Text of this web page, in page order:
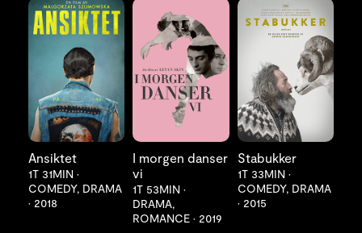
LES MER
Ansiktet
1T 31MIN •
COMEDY, DRAMA
• 2018
LES MER
I morgen danser
vi
1T 53MIN•
DRAMA,
ROMANCE• 2019
LES MER
Stabukker
1T 33MIN •
COMEDY, DRAMA
• 2015